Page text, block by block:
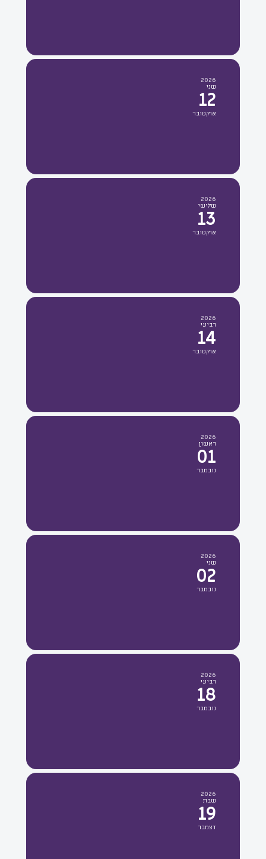
2026
שני
12
אוקטובר
2026
שלישי
13
אוקטובר
2026
רביעי
14
אוקטובר
2026
ראשון
01
נובמבר
2026
שני
02
נובמבר
2026
רביעי
18
נובמבר
2026
שבת
19
דצמבר